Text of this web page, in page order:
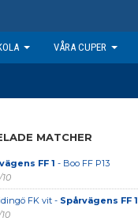
VÅRA CUPER
MATCHER
FF 1 - Boo FF P13
10
FK vit - Spårvägens FF 1